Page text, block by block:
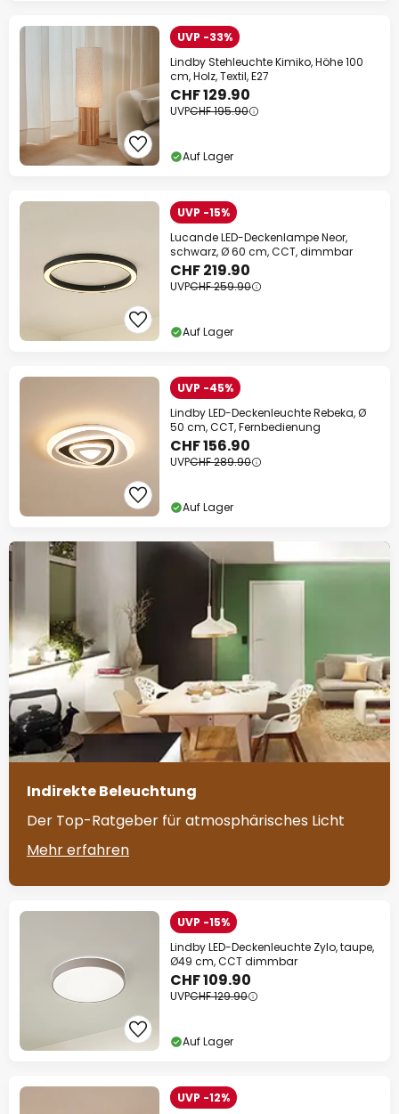
UVP -33%
Lindby Stehleuchte Kimiko, Höhe 100
cm, Holz, Textil, E27
CHF 129.90
UVPCHF 195.90
Auf Lager
UVP -15%
Lucande LED-Deckenlampe Neor,
schwarz, Ø 60 cm, CCT, dimmbar
CHF 219.90
UVPCHF 259.90
Auf Lager
UVP -45%
Lindby LED-Deckenleuchte Rebeka, Ø
50 cm, CCT, Fernbedienung
CHF 156.90
UVPCHF 289.90
Auf Lager
Indirekte Beleuchtung
Der Top-Ratgeber für atmosphärisches Licht
Mehr erfahren
UVP -15%
Lindby LED-Deckenleuchte Zylo, taupe,
Ø49 cm, CCT dimmbar
CHF 109.90
UVPCHF 129.90
Auf Lager
UVP -12%